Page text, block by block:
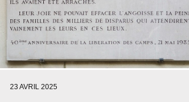
23 AVRIL 2025